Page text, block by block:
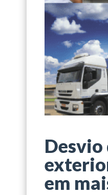
Desvio
em